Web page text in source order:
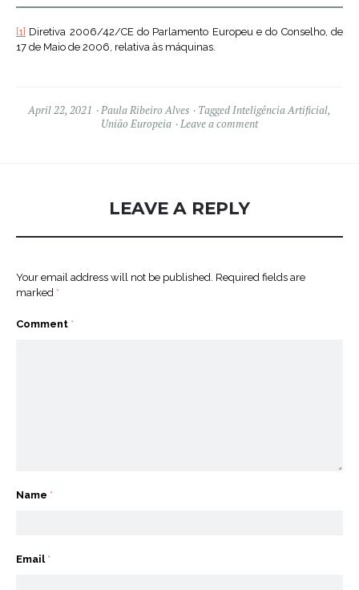
[1] Diretiva 2006/42/CE do Parlamento Europeu e do Conselho, de
17 de Maio de 2006, relativa às máquinas.
April 22, 2021 Paula Ribeiro Alves TaggedInteligência Artificial,
União Europeia
Leave a comment
LEAVE A REPLY
Your email address will not be published. Required fields are
marked *
Comment *
Name *
Email *